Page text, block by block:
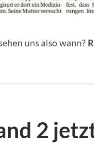
uns also wann?
2